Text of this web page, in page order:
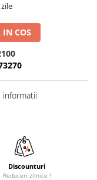
COS
Discounturi
Reduceri zilnice !